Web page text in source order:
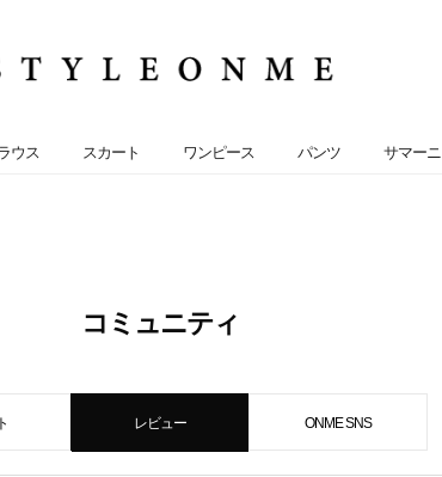
ウス スカート ワンピース パンツ サマー
コミュニティ
レビュー ONME SNS